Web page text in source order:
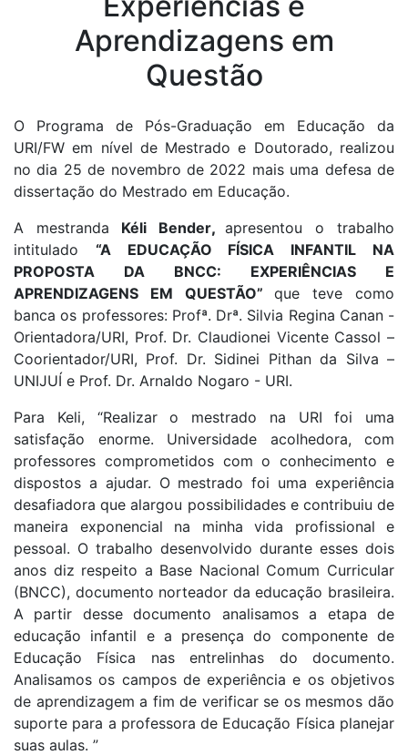
Aprendizagens em
Questão
O Programa de Pós-Graduação em Educação da
URI/FW em nível de Mestrado e Doutorado, realizou
no dia 25 de novembro de 2022 mais uma defesa de
dissertação do Mestrado em Educação.
A mestranda Kéli Bender,apresentou o trabalho
intitulado “A EDUCAÇÃO FÍSICA INFANTIL NA
PROPOSTA DA BNCC: EXPERIÊNCIAS E
APRENDIZAGENS EM QUESTÃO”que teve como
banca os professores: Profª. Drª. Silvia Regina Canan -
Orientadora/URI, Prof. Dr. Claudionei Vicente Cassol –
Coorientador/URI, Prof. Dr. Sidinei Pithan da Silva –
UNIJUÍ e Prof. Dr. Arnaldo Nogaro - URI.
Para Keli, “Realizar o mestrado na URI foi uma
satisfação enorme. Universidade acolhedora, com
professores comprometidos com o conhecimento e
dispostos a ajudar. O mestrado foi uma experiência
desafiadora que alargou possibilidades e contribuiu de
maneira exponencial na minha vida profissional e
pessoal. O trabalho desenvolvido durante esses dois
anos diz respeito a Base Nacional Comum Curricular
(BNCC), documento norteador da educação brasileira.
A partir desse documento analisamos a etapa de
educação infantil e a presença do componente de
Educação Física nas entrelinhas do documento.
Analisamos os campos de experiência e os objetivos
de aprendizagem a fim de verificar se os mesmos dão
suporte para a professora de Educação Física planejar
suas aulas. ”